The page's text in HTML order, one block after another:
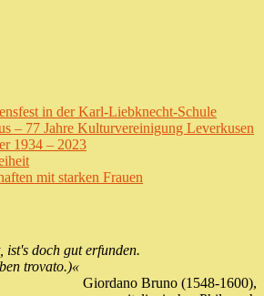
in der Karl-Liebknecht-Schule
– 77 Jahre Kulturvereinigung Leverkusen
1934 – 2023
mit starken Frauen
ist's doch gut erfunden.
trovato.)«
Giordano Bruno (1548-1600),